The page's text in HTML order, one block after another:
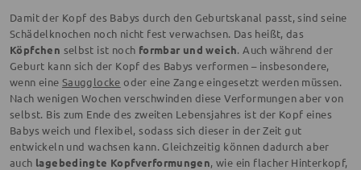
Damit der Kopf des Babys durch den Geburtskanal passt, sind seine
Schädelknochen noch nicht fest verwachsen. Das heißt, das
Köpfchen selbst ist noch formbar und weich. Auch während der
Geburt kann sich der Kopf des Babys verformen – insbesondere,
wenn eine Saugglocke oder eine Zange eingesetzt werden müssen.
Nach wenigen Wochen verschwinden diese Verformungen aber von
selbst. Bis zum Ende des zweiten Lebensjahres ist der Kopf eines
Babys weich und flexibel, sodass sich dieser in der Zeit gut
entwickeln und wachsen kann. Gleichzeitig können dadurch aber
auch lagebedingte Kopfverformungen, wie ein flacher Hinterkopf,